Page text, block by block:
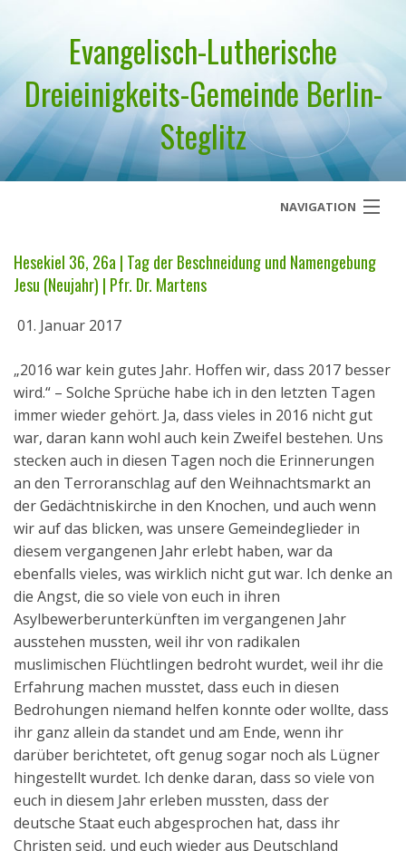
Evangelisch-Lutherische
Dreieinigkeits-Gemeinde Berlin-
Steglitz
NAVIGATION
Über uns
Geistliches Wort
Termine
Aktuelles
Kontakt
English
Hesekiel 36, 26a | Tag der Beschneidung und Namengebung
Jesu (Neujahr) | Pfr. Dr. Martens
01. Januar 2017
„2016 war kein gutes Jahr. Hoffen wir, dass 2017 besser
wird.“ – Solche Sprüche habe ich in den letzten Tagen
immer wieder gehört. Ja, dass vieles in 2016 nicht gut
war, daran kann wohl auch kein Zweifel bestehen. Uns
stecken auch in diesen Tagen noch die Erinnerungen
an den Terroranschlag auf den Weihnachtsmarkt an
der Gedächtniskirche in den Knochen, und auch wenn
wir auf das blicken, was unsere Gemeindeglieder in
diesem vergangenen Jahr erlebt haben, war da
ebenfalls vieles, was wirklich nicht gut war. Ich denke an
die Angst, die so viele von euch in ihren
Asylbewerberunterkünften im vergangenen Jahr
ausstehen mussten, weil ihr von radikalen
muslimischen Flüchtlingen bedroht wurdet, weil ihr die
Erfahrung machen musstet, dass euch in diesen
Bedrohungen niemand helfen konnte oder wollte, dass
ihr ganz allein da standet und am Ende, wenn ihr
darüber berichtetet, oft genug sogar noch als Lügner
hingestellt wurdet. Ich denke daran, dass so viele von
euch in diesem Jahr erleben mussten, dass der
deutsche Staat euch abgesprochen hat, dass ihr
Christen seid, und euch wieder aus Deutschland